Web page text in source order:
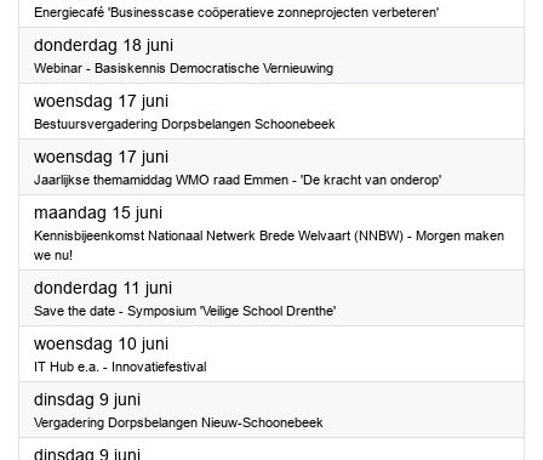
Energiecafé 'Businesscase coöperatieve zonneprojecten verbeteren'
donderdag 18 juni2026
Webinar - Basiskennis Democratische Vernieuwing
woensdag 17 juni2026
Bestuursvergadering Dorpsbelangen Schoonebeek
woensdag 17 juni2026
Jaarlijkse themamiddag WMO raad Emmen - 'De kracht van onderop'
maandag 15 juni2026
Kennisbijeenkomst Nationaal Netwerk Brede Welvaart (NNBW) - Morgen maken
we nu!
donderdag 11 juni2026
Save the date - Symposium 'Veilige School Drenthe'
woensdag 10 juni2026
IT Hub e.a. - Innovatiefestival
dinsdag 9 juni2026
Vergadering Dorpsbelangen Nieuw-Schoonebeek
dinsdag 9 juni2026